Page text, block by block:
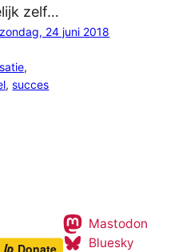
zelf…
zondag, 24 juni 2018
,
, succes
Mastodon
Bluesky